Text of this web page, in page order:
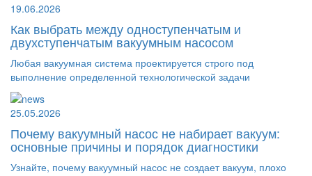
19.06.2026
Как выбрать между одноступенчатым и
двухступенчатым вакуумным насосом
Любая вакуумная система проектируется строго под
выполнение определенной технологической задачи
25.05.2026
Почему вакуумный насос не набирает вакуум:
основные причины и порядок диагностики
Узнайте, почему вакуумный насос не создает вакуум, плохо